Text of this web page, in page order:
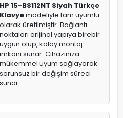
HP 15-BS112NT Siyah Türkçe
Klavyemodeliyle tam uyumlu
olarak üretilmiştir. Bağlantı
noktaları orijinal yapıya birebir
uygun olup, kolay montaj
imkanı sunar. Cihazınıza
mükemmel uyum sağlayarak
sorunsuz bir değişim süreci
sunar.